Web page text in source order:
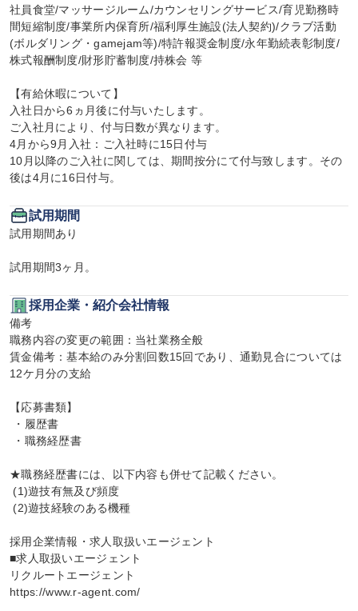
社員食堂/マッサージルーム/カウンセリングサービス/育児勤務時
間短縮制度/事業所内保育所/福利厚生施設(法人契約)/クラブ活動
(ボルダリング・gamejam等)/特許報奨金制度/永年勤続表彰制度/
株式報酬制度/財形貯蓄制度/持株会 等
【有給休暇について】
入社日から6ヵ月後に付与いたします。
ご入社月により、付与日数が異なります。
4月から9月入社：ご入社時に15日付与
10月以降のご入社に関しては、期間按分にて付与致します。その
後は4月に16日付与。
試用期間
試用期間あり
試用期間3ヶ月。
採用企業・紹介会社情報
備考
職務内容の変更の範囲：当社業務全般
賃金備考：基本給のみ分割回数15回であり、通勤見合については
12ケ月分の支給
【応募書類】
★職務経歴書には、以下内容も併せて記載ください。
採用企業情報・求人取扱いエージェント
■求人取扱いエージェント
リクルートエージェント
https://www.r-agent.com/